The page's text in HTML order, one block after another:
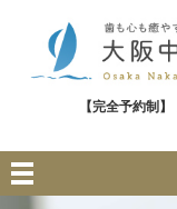
【完全予約制】